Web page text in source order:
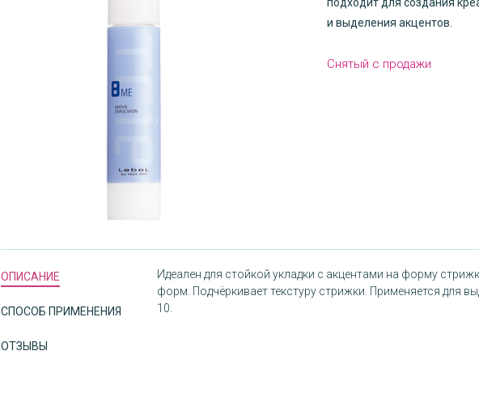
и выделения акцентов.
Снятый с продажи
ОПИСАНИЕ
СПОСОБ ПРИМЕНЕНИЯ
ОТЗЫВЫ
Идеален для стойкой укладки с акцентами на форму
форм. Подчёркивает текстуру стрижки. Применяется для
10.